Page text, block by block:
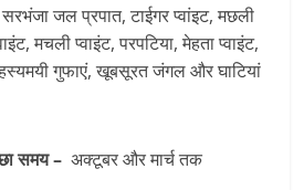
सरभंजा जल प्रपात, टाईगर प्वांइट, मछली
मचली प्वाइंट, परपटिया, मेहता प्वाइंट,
गुफाएं, खूबसूरत जंगल और घाटियां
समय – अक्टूबर और मार्च तक